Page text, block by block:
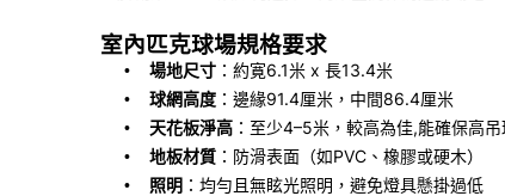
室內匹克球場規格要求
• 場地尺寸 ：約寛6.1米 x 長13.4米
• 球網高度 ：邊緣91.4厘米，中間86.4厘米
• 天花板淨高 ：至少4–5米，較高為佳,能確保高
• 地板材質 ：防滑表面（如PVC 、橡膠或硬木）
• 照明 ：均勻且無眩光照明，避免燈具懸掛過低